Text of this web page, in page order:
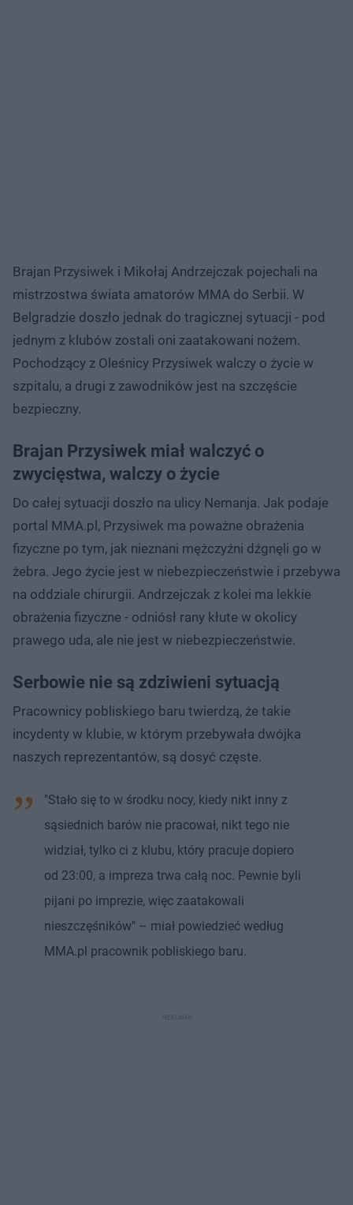
Brajan Przysiwek i Mikołaj Andrzejczak pojechali na
mistrzostwa świata amatorów MMA do Serbii. W
Belgradzie doszło jednak do tragicznej sytuacji - pod
jednym z klubów zostali oni zaatakowani nożem.
Pochodzący z Oleśnicy Przysiwek walczy o życie w
szpitalu, a drugi z zawodników jest na szczęście
bezpieczny.
Brajan Przysiwek miał walczyć o
zwycięstwa, walczy o życie
Do całej sytuacji doszło na ulicy Nemanja. Jak podaje
portal MMA.pl, Przysiwek ma poważne obrażenia
fizyczne po tym, jak nieznani mężczyźni dźgnęli go w
żebra. Jego życie jest w niebezpieczeństwie i przebywa
na oddziale chirurgii. Andrzejczak z kolei ma lekkie
obrażenia fizyczne - odniósł rany kłute w okolicy
prawego uda, ale nie jest w niebezpieczeństwie.
Serbowie nie są zdziwieni sytuacją
Pracownicy pobliskiego baru twierdzą, że takie
incydenty w klubie, w którym przebywała dwójka
naszych reprezentantów, są dosyć częste.
"Stało się to w środku nocy, kiedy nikt inny z
sąsiednich barów nie pracował, nikt tego nie
widział, tylko ci z klubu, który pracuje dopiero
od 23:00, a impreza trwa całą noc. Pewnie byli
pijani po imprezie, więc zaatakowali
nieszczęśników" – miał powiedzieć według
MMA.pl pracownik pobliskiego baru.